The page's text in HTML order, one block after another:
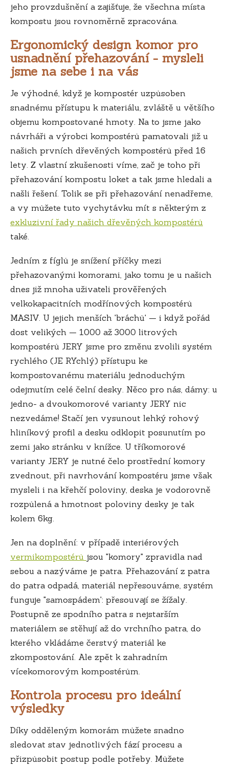
jeho provzdušnění a zajišťuje, že všechna místa
kompostu jsou rovnoměrně zpracována.
Ergonomický design komor pro
usnadnění přehazování - mysleli
jsme na sebe i na vás
Je výhodné, když je kompostér uzpůsoben
snadnému přístupu k materiálu, zvláště u většího
objemu kompostované hmoty. Na to jsme jako
návrháři a výrobci kompostérů pamatovali již u
našich prvních dřevěných kompostérů před 16
lety. Z vlastní zkušenosti víme, zač je toho při
přehazování kompostu loket a tak jsme hledali a
našli řešení. Tolik se při přehazování nenadřeme,
a vy můžete tuto vychytávku mít s některým z
exkluzivní řady našich dřevěných kompostérů
také.
Jedním z fíglů je snížení příčky mezi
přehazovanými komorami, jako tomu je u našich
dnes již mnoha uživateli prověřených
velkokapacitních modřínových kompostérů
MASIV. U jejich menších 'bráchů' — i když pořád
dost velikých — 1000 až 3000 litrových
kompostérů JERY jsme pro změnu zvolili systém
rychlého (JE RYchlý) přístupu ke
kompostovanému materiálu jednoduchým
odejmutím celé čelní desky. Něco pro nás, dámy: u
jedno- a dvoukomorové varianty JERY nic
nezvedáme! Stačí jen vysunout lehký rohový
hliníkový profil a desku odklopit posunutím po
zemi jako stránku v knížce. U tříkomorové
varianty JERY je nutné čelo prostřední komory
zvednout, při navrhování kompostéru jsme však
mysleli i na křehčí poloviny, deska je vodorovně
rozpůlená a hmotnost poloviny desky je tak
kolem 6kg.
Jen na doplnění: v případě interiérových
vermikompostérů jsou "komory" zpravidla nad
sebou a nazýváme je patra. Přehazování z patra
do patra odpadá, materiál nepřesouváme, systém
funguje "samospádem': přesouvají se žížaly.
Postupně ze spodního patra s nejstarším
materiálem se stěhují až do vrchního patra, do
kterého vkládáme čerstvý materiál ke
zkompostování. Ale zpět k zahradním
vícekomorovým kompostérům.
Kontrola procesu pro ideální
výsledky
Díky odděleným komorám můžete snadno
sledovat stav jednotlivých fází procesu a
přizpůsobit postup podle potřeby. Můžete